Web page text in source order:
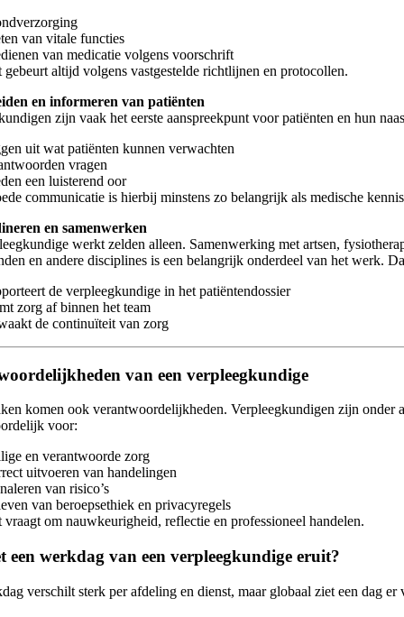
van vitale functies
van medicatie volgens voorschrift
gebeurt altijd volgens vastgestelde richtlijnen en protocollen.
en informeren van patiënten
zijn vaak het eerste aanspreekpunt voor patiënten en hun
uit wat patiënten kunnen verwachten
vragen
een luisterend oor
communicatie is hierbij minstens zo belangrijk als medische
en samenwerken
werkt zelden alleen. Samenwerking met artsen,
en andere disciplines is een belangrijk onderdeel van het werk.
de verpleegkundige in het patiëntendossier
zorg af binnen het team
de continuïteit van zorg
van een verpleegkundige
komen ook verantwoordelijkheden. Verpleegkundigen zijn onder
voor:
en verantwoorde zorg
uitvoeren van handelingen
van risico’s
van beroepsethiek en privacyregels
vraagt om nauwkeurigheid, reflectie en professioneel handelen.
een werkdag van een verpleegkundige eruit?
verschilt sterk per afdeling en dienst, maar globaal ziet een dag er